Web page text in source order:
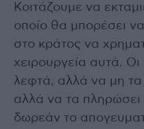
Κοιτάζουμε να
οποίο θα μπορέσει
στο κράτος να
χειρουργεία αυτά.
λεφτά, αλλά να μη
αλλά να τα πληρώσει
δωρεάν το